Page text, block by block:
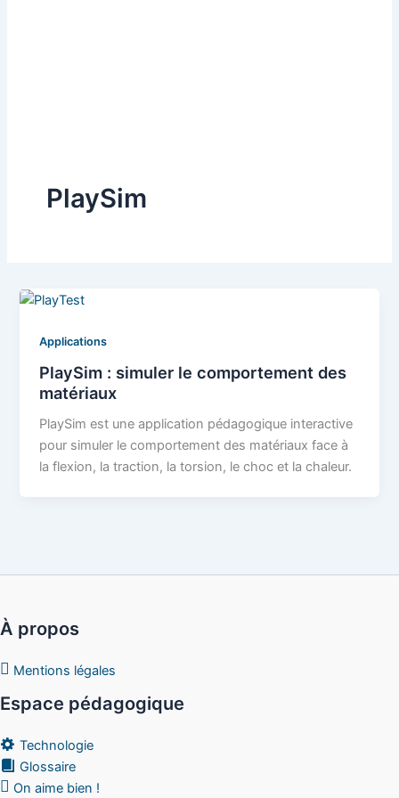
PlaySim
Applications
PlaySim : simuler le comportement des
matériaux
PlaySim est une application pédagogique interactive
pour simuler le comportement des matériaux face à
la flexion, la traction, la torsion, le choc et la chaleur.
À propos
Mentions légales
Espace pédagogique
Technologie
Glossaire
On aime bien !